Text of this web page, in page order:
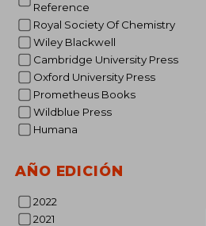
Reference
Royal Society Of Chemistry
Wiley Blackwell
Cambridge University Press
Oxford University Press
Prometheus Books
Wildblue Press
Humana
AÑO EDICIÓN
2022
2021